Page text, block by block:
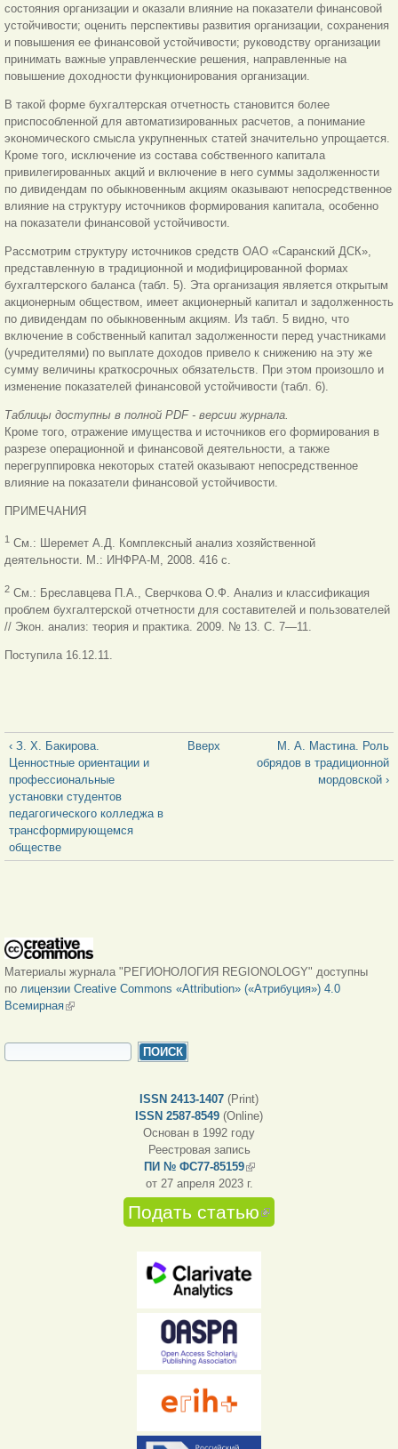
состояния организации и оказали влияние на показатели финансовой
устойчивости; оценить перспективы развития организации, сохранения
и повышения ее финансовой устойчивости; руководству организации
принимать важные управленческие решения, направленные на
повышение доходности функционирования организации.
В такой форме бухгалтерская отчетность становится более
приспособленной для автоматизированных расчетов, а понимание
экономического смысла укрупненных статей значительно упрощается.
Кроме того, исключение из состава собственного капитала
привилегированных акций и включение в него суммы задолженности
по дивидендам по обыкновенным акциям оказывают непосредственное
влияние на структуру источников формирования капитала, особенно
на показатели финансовой устойчивости.
Рассмотрим структуру источников средств ОАО «Саранский ДСК»,
представленную в традиционной и модифицированной формах
бухгалтерского баланса (табл. 5). Эта организация является открытым
акционерным обществом, имеет акционерный капитал и задолженность
по дивидендам по обыкновенным акциям. Из табл. 5 видно, что
включение в собственный капитал задолженности перед участниками
(учредителями) по выплате доходов привело к снижению на эту же
сумму величины краткосрочных обязательств. При этом произошло и
изменение показателей финансовой устойчивости (табл. 6).
Таблицы доступны в полной PDF - версии журнала.
Кроме того, отражение имущества и источников его формирования в
разрезе операционной и финансовой деятельности, а также
перегруппировка некоторых статей оказывают непосредственное
влияние на показатели финансовой устойчивости.
ПРИМЕЧАНИЯ
1 См.: Шеремет А.Д. Комплексный анализ хозяйственной
деятельности. М.: ИНФРА-М, 2008. 416 с.
2 См.: Бреславцева П.А., Сверчкова О.Ф. Анализ и классификация
проблем бухгалтерской отчетности для составителей и пользователей
// Экон. анализ: теория и практика. 2009. № 13. С. 7—11.
Поступила 16.12.11.
‹ З. X. Бакирова.
Ценностные ориентации и
профессиональные
установки студентов
педагогического колледжа в
трансформирующемся
обществе
Вверх
М. А. Мастина. Роль
обрядов в традиционной
мордовской ›
Материалы журнала "РЕГИОНОЛОГИЯ REGIONOLOGY" доступны
по лицензии Creative Commons «Attribution» («Атрибуция») 4.0
Всемирная(внешняя ссылка)
ФОРМА ПОИСКА
ISSN 2413-1407 (Print)
ISSN 2587-8549 (Online)
Основан в 1992 году
Реестровая запись
ПИ № ФС77-85159(внешняя ссылка)
от 27 апреля 2023 г.
Подать статью